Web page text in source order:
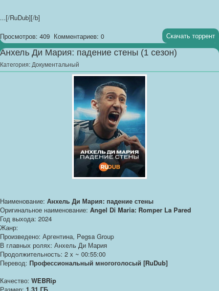
...[/RuDub][/b]
Просмотров: 409 Комментариев: 0 Скачать торрент
Анхель Ди Мария: падение стены (1 сезон)
Категория: Документальный
Наименование: Анхель Ди Мария: падение стены
Оригинальное наименование: Angel Di Maria: Romper La Pared
Год выхода: 2024
Жанр:
Произведено: Аргентина, Pegsa Group
В главных ролях: Анхель Ди Мария
Продолжительность: 2 x ~ 00:55:00
Перевод: Профессиональный многоголосый [RuDub]
Качество: WEBRip